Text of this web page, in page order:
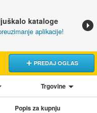
kataloge
aplikacije!
PREDAJ OGLAS
Trgovine
Popis za kupnju